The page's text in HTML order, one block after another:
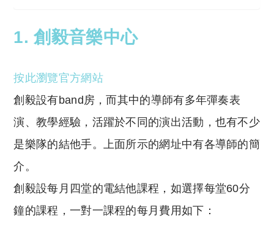
1. 創毅音樂中心
按此瀏覽官方網站
創毅設有band房，而其中的導師有多年彈奏表
演、教學經驗，活躍於不同的演出活動，也有不少
是樂隊的結他手。上面所示的網址中有各導師的簡
介。
創毅設每月四堂的電結他課程，如選擇每堂60分
鐘的課程，一對一課程的每月費用如下：